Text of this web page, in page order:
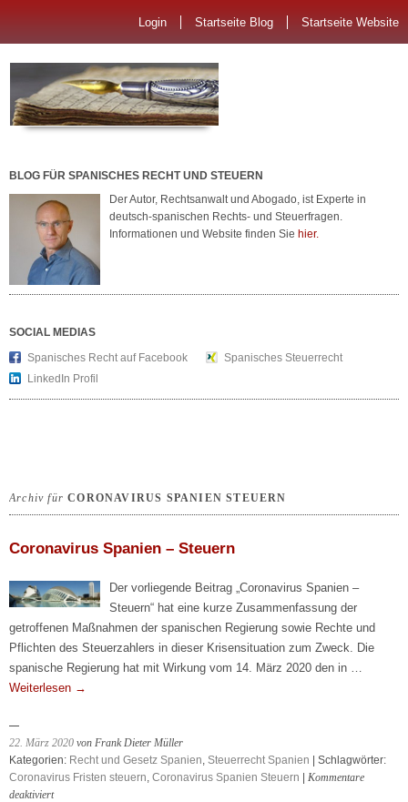
Login Startseite Blog Startseite Website
BLOG FÜR SPANISCHES RECHT UND STEUERN
Der Autor, Rechtsanwalt und Abogado, ist Experte in
deutsch-spanischen Rechts- und Steuerfragen.
Informationen und Website finden Sie hier.
SOCIAL MEDIAS
Spanisches Recht auf Facebook
Spanisches Steuerrecht
LinkedIn Profil
Archiv fürCORONAVIRUS SPANIEN STEUERN
Coronavirus Spanien – Steuern
Der vorliegende Beitrag „Coronavirus Spanien –
Steuern“ hat eine kurze Zusammenfassung der
getroffenen Maßnahmen der spanischen Regierung sowie Rechte und
Pflichten des Steuerzahlers in dieser Krisensituation zum Zweck. Die
spanische Regierung hat mit Wirkung vom 14. März 2020 den in …
Weiterlesen →
22. März 2020 von Frank Dieter Müller
Kategorien: Recht und Gesetz Spanien, Steuerrecht Spanien | Schlagwörter:
Coronavirus Fristen steuern, Coronavirus Spanien Steuern
Kommentare
deaktiviertfür